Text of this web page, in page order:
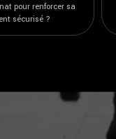
pour renforcer sa
sécurisé ?